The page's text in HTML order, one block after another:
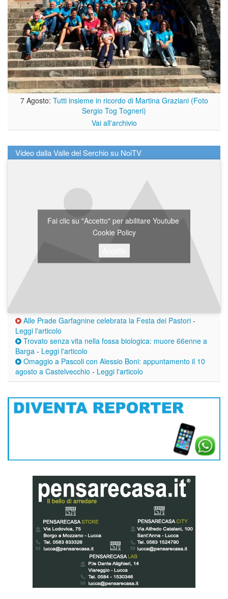
7 Agosto: Tutti insieme in ricordo di Martina Graziani (Foto
Sergio Tog Togneri)
Vai all'archivio
Video dalla Valle del Serchio su NoiTV
Fai clic su "Accetto" per abilitare Youtube
Cookie Policy
Alle Prade Garfagnine celebrata la Festa dei Pastori -
Leggi l'articolo
Trovato senza vita nella fossa biologica: muore 66enne a
Barga - Leggi l'articolo
Omaggio a Pascoli con Alessio Boni: appuntamento il 10
agosto a Castelvecchio - Leggi l'articolo